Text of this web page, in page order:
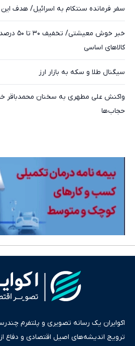
سفر فرمانده سنتکام به اسرائیل/ هدف
خبر خوش
کالاهای اساسی
سیگنال طلا و سکه به بازار ارز
واکنش علی مطهری به سخنان محمدباقر
حجاب‌ها
اکوایران یک رسانه تصویری و پلتفرم
ترویج اندیشه‌های اصیل اقتصادی و دفاع از